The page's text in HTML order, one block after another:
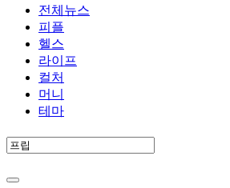
전체뉴스
피플
헬스
라이프
컬처
머니
테마